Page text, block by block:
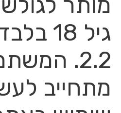
גיל 18 בלבד.
2.2.
מתחייב